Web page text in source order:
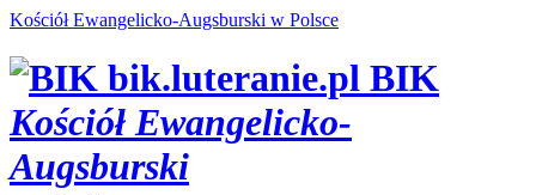
Kościół Ewangelicko-Augsburski w Polsce
bik.luteranie.pl BIK
Kościół Ewangelicko-
Augsburski